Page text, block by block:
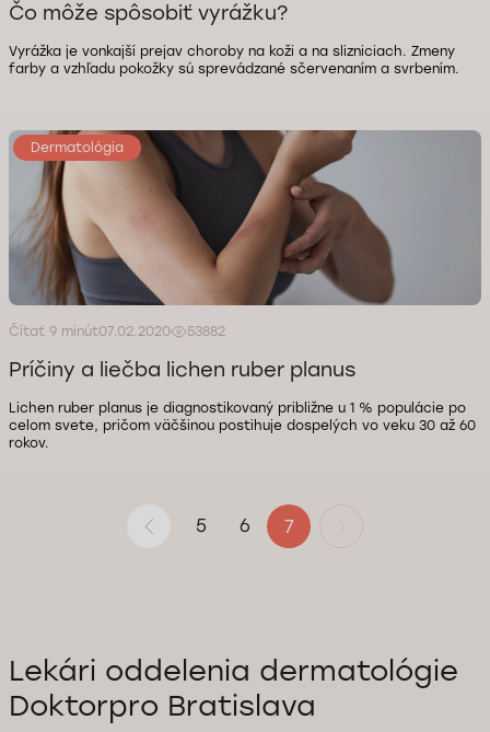
Čo môže spôsobiť vyrážku?
Vyrážka je vonkajší prejav choroby na koži a na slizniciach. Zmeny
farby a vzhľadu pokožky sú sprevádzané sčervenaním a svrbením.
Dermatológia
Čítať 9 minút07.02.2020 53882
Príčiny a liečba lichen ruber planus
Lichen ruber planus je diagnostikovaný približne u 1 % populácie po
celom svete, pričom väčšinou postihuje dospelých vo veku 30 až 60
rokov.
5 6 7
Lekári oddelenia dermatológie
Doktorpro Bratislava